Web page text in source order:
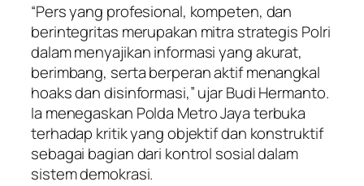
“Pers yang profesional, kompeten, dan
berintegritas merupakan mitra strategis Polri
dalam menyajikan informasi yang akurat,
berimbang, serta berperan aktif menangkal
hoaks dan disinformasi,” ujar Budi Hermanto.
Ia menegaskan Polda Metro Jaya terbuka
terhadap kritik yang objektif dan konstruktif
sebagai bagian dari kontrol sosial dalam
sistem demokrasi.